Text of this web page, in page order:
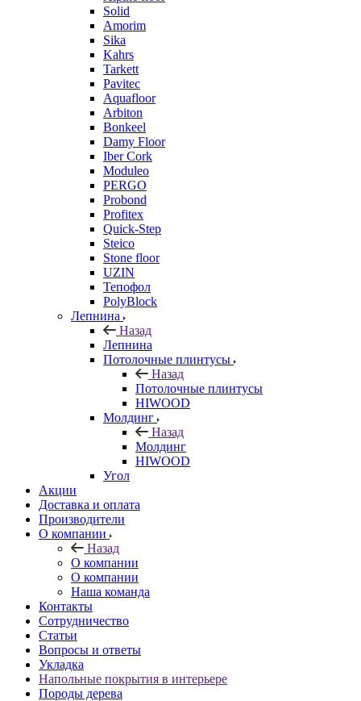
Solid
Amorim
Sika
Kahrs
Tarkett
Pavitec
Aquafloor
Arbiton
Bonkeel
Damy Floor
Iber Cork
Moduleo
PERGO
Probond
Profitex
Quick-Step
Steico
Stone floor
UZIN
Тепофол
PolyBlock
Лепнина
Назад
Лепнина
Потолочные плинтусы
Назад
Потолочные плинтусы
HIWOOD
Молдинг
Назад
Молдинг
HIWOOD
Угол
Акции
Доставка и оплата
Производители
О компании
Назад
О компании
О компании
Наша команда
Контакты
Сотрудничество
Статьи
Вопросы и ответы
Укладка
Напольные покрытия в интерьере
Породы дерева